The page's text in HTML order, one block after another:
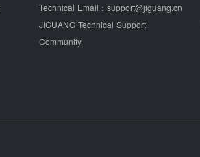
Technical Email： support@jiguang.cn
JIGUANG Technical Support
Community